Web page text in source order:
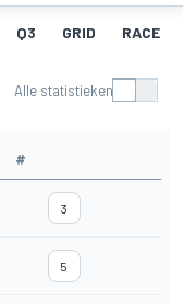
Q3 GRID RACE
Alle statistieken
#
3
5